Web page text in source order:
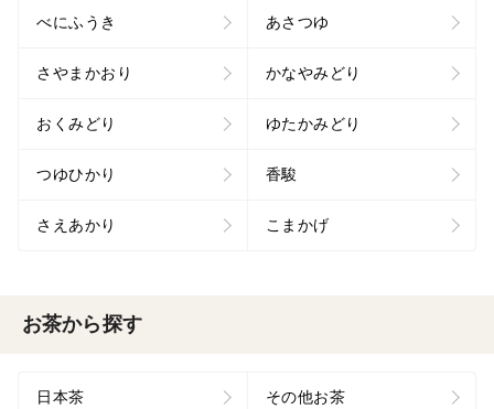
べにふうき あさつゆ
さやまかおり かなやみどり
おくみどり ゆたかみどり
つゆひかり 香駿
さえあかり こまかげ
お茶から探す
日本茶 その他お茶